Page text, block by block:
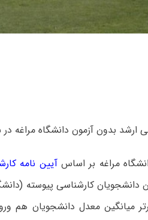
آزمون دانشگاه مراغه در سال تحصیلی
مراغه بر اساسآیین نامه
۱۴۰۲-۱۴۰۳ از بین دانشجویان کارشناسی
۲۰ درصد برتر میانگین معدل